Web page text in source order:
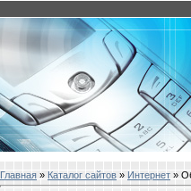
Главная » Каталог сайтов » Интернет »